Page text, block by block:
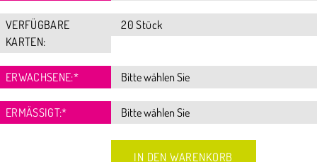
VERFÜGBARE
KARTEN:
20 Stück
ERWACHSENE:*
ERMÄSSIGT:*